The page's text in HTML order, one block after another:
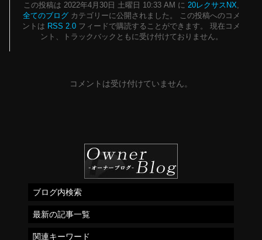
この投稿は 2022年4月30日 土曜日 10:33 AM に 20レクサスNX
全てのブログカテゴリーに公開されました。 この投稿へのコメ
ントは RSS 2.0 フィードで購読することができます。 現在コメ
ント、トラックバックともに受け付けておりません。
コメントは受け付けていません。
ブログ内検索
最新の記事一覧
関連キーワード